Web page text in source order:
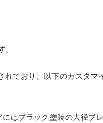
ており、以下のカスタマ
はブラック塗装の大径ブ